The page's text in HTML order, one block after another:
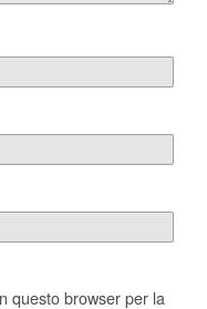
questo browser per la